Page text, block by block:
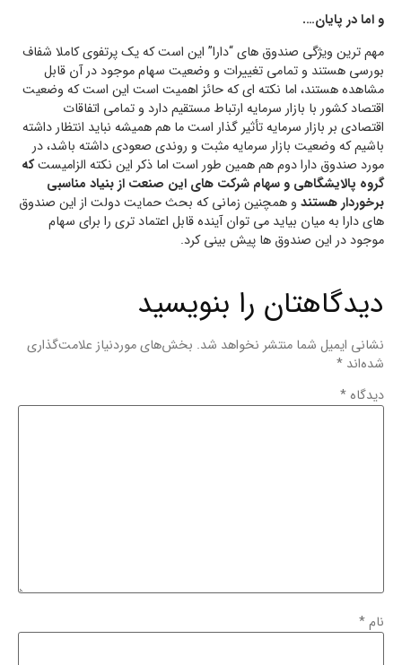
و اما در پایان….
مهم ترین ویژگی صندوق های “دارا” این است که یک پرتفوی کاملا شفاف
بورسی هستند و تمامی تغییرات و وضعیت سهام موجود در آن قابل
مشاهده هستند، اما نکته ای که حائز اهمیت است این است که وضعیت
اقتصاد کشور با بازار سرمایه ارتباط مستقیم دارد و تمامی اتفاقات
اقتصادی بر بازار سرمایه تأثیر گذار است ما هم همیشه نباید انتظار داشته
باشیم که وضعیت بازار سرمایه مثبت و روندی صعودی داشته باشد، در
مورد صندوق دارا دوم هم همین طور است اما ذکر این نکته الزامیستکه
گروه پالایشگاهی و سهام شرکت های این صنعت از بنیاد مناسبی
برخوردار هستند و همچنین زمانی که بحث حمایت دولت از این صندوق
های دارا به میان بیاید می توان آینده قابل اعتماد تری را برای سهام
موجود در این صندوق ها پیش بینی کرد.
دیدگاهتان را بنویسید
نشانی ایمیل شما منتشر نخواهد شد. بخش‌های موردنیاز علامت‌گذاری
شده‌اند *
دیدگاه *
نام*